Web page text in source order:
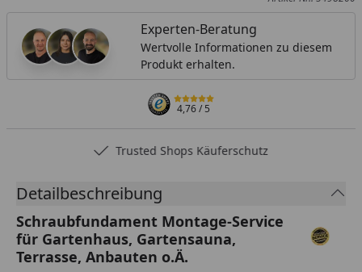
Experten-Beratung
Wertvolle Informationen zu diesem
Produkt erhalten.
4,76/ 5
Trusted Shops Käuferschutz
Detailbeschreibung
Schraubfundament Montage-Service
für Gartenhaus, Gartensauna,
Terrasse, Anbauten o.Ä.